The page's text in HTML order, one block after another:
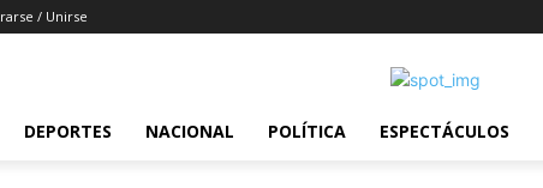
/ Unirse
DEPORTES NACIONAL POLÍTICA ESPECTÁCULOS